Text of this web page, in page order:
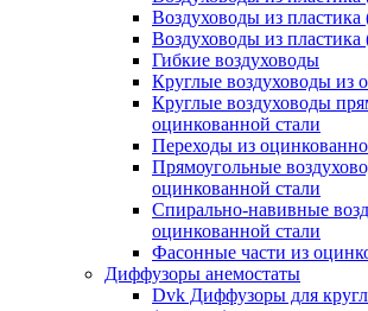
Воздуховоды из
Воздуховоды из
Гибкие воздуховоды
Круглые воздуховоды из
Круглые воздуховоды
оцинкованной стали
Переходы из
Прямоугольные
оцинкованной стали
Спирально-навивные
оцинкованной стали
Фасонные части из
Диффузоры анемостаты
Dvk Диффузоры для